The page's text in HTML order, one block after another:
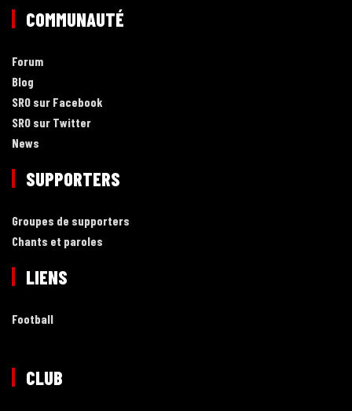
COMMUNAUTÉ
Forum
Blog
SRO sur Facebook
SRO sur Twitter
News
SUPPORTERS
Groupes de supporters
Chants et paroles
LIENS
Football
CLUB